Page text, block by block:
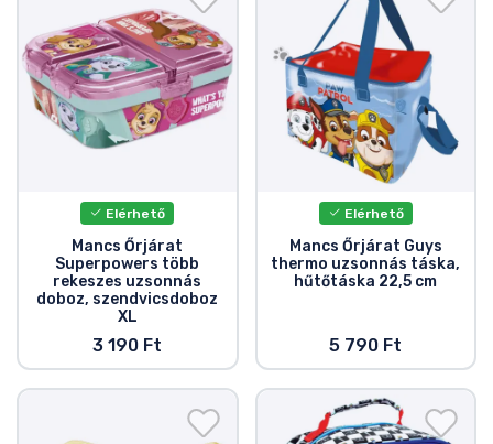
Elérhető
Mancs Őrjárat
Superpowers több
rekeszes uzsonnás
doboz, szendvicsdoboz
XL
3 190 Ft
Elérhető
Mancs Őrjárat Guys
thermo uzsonnás táska,
hűtőtáska 22,5 cm
5 790 Ft